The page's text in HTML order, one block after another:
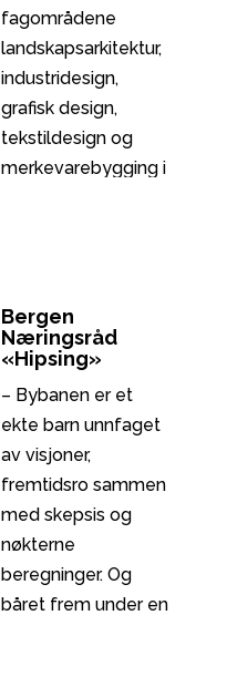
samtidig en
menneskelig
målestokk i
tilknytning til en
senterstruktur
knyttet til
fagområdene
landskapsarkitektur,
industridesign,
grafisk design,
tekstildesign og
merkevarebygging i
uniformer,
plattformer,
billettautomater og
vogner er
gjennomført med
god form, farge og
materialbruk som
utgjør til sammen en
helhetlig design»
Bergen
Næringsråd
«Hipsing»
– Bybanen er et
ekte barn unnfaget
av visjoner,
fremtidsro sammen
med skepsis og
nøkterne
beregninger. Og
båret frem under en